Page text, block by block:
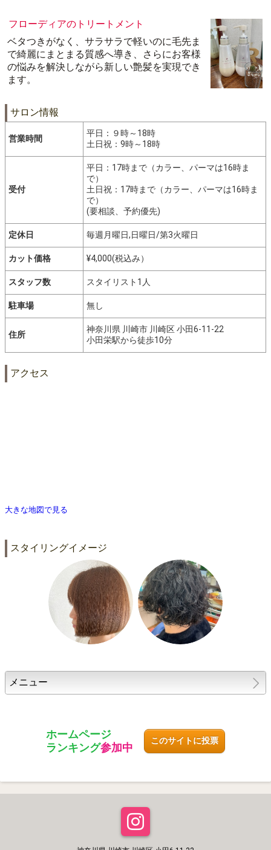
フローディアのトリートメント
ベタつきがなく、サラサラで軽いのに毛先ま
で綺麗にまとまる質感へ導き、さらにお客様
の悩みを解決しながら新しい艶髪を実現でき
ます。
サロン情報
営業時間
平日：９時～18時
土日祝：9時～18時
受付
平日：17時まで（カラー、パーマは16時ま
で）
土日祝：17時まで（カラー、パーマは16時ま
で）
(要相談、予約優先)
定休日 毎週月曜日,日曜日/第3火曜日
カット価格 ¥4,000(税込み）
スタッフ数 スタイリスト1人
駐車場 無し
住所
神奈川県 川崎市 川崎区 小田6-11-22
小田栄駅から徒歩10分
アクセス
大きな地図で見る
スタイリングイメージ
メニュー
ホームページ
ランキング参加中
このサイトに投票